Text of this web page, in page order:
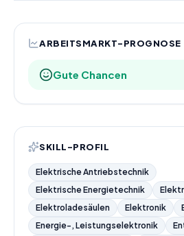
ARBEITSMARKT-PROGNOSE
Gute Chancen
SKILL-PROFIL
Elektrische Antriebstechnik
Elektrische Energietechnik
Elektroladesäulen
Elektronik
Energie-, Leistungselektronik